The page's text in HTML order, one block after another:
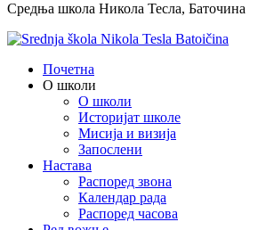
Средња школа Никола Тесла, Баточина
Почетна
О школи
О школи
Историјат школе
Мисија и визија
Запослени
Настава
Распоред звона
Календар рада
Распоред часова